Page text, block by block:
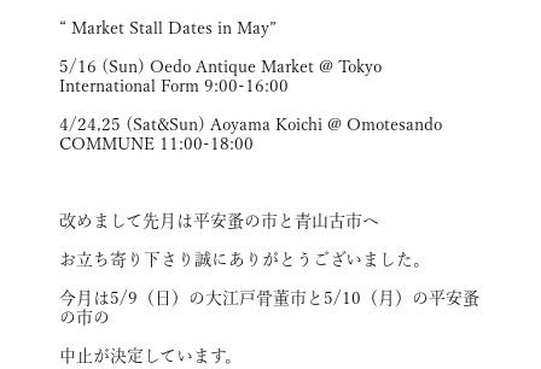
“ Market Stall Dates in May”
5/16 (Sun) Oedo Antique Market @ Tokyo
International Form 9:00-16:00
4/24,25 (Sat&Sun) Aoyama Koichi @ Omotesando
COMMUNE 11:00-18:00
改めまして先月は平安蚤の市と青山古市へ
お立ち寄り下さり誠にありがとうございました。
今月は5/9（日）の大江戸骨董市と5/10（月）の平安蚤
の市の
中止が決定しています。